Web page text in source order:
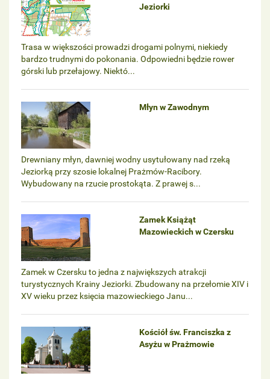
Jeziorki
Trasa w większości prowadzi drogami polnymi, niekiedy
bardzo trudnymi do pokonania. Odpowiedni będzie rower
górski lub przełajowy. Niektó...
Młyn w Zawodnym
Drewniany młyn, dawniej wodny usytułowany nad rzeką
Jeziorką przy szosie lokalnej Prażmów-Racibory.
Wybudowany na rzucie prostokąta. Z prawej s...
Zamek Książąt
Mazowieckich w Czersku
Zamek w Czersku to jedna z największych atrakcji
turystycznych Krainy Jeziorki. Zbudowany na przełomie XIV i
XV wieku przez księcia mazowieckiego Janu...
Kościół św. Franciszka z
Asyżu w Prażmowie